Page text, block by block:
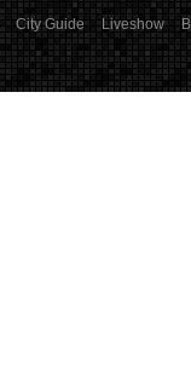
City Guide Liveshow